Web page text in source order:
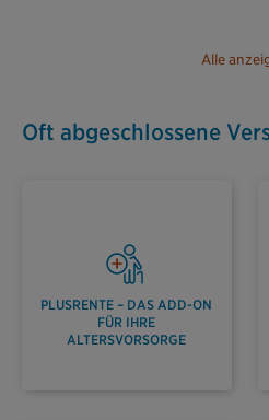
Alle
Oft abgeschlossene
PLUSRENTE – DAS ADD-ON
FÜR IHRE
ALTERSVORSORGE